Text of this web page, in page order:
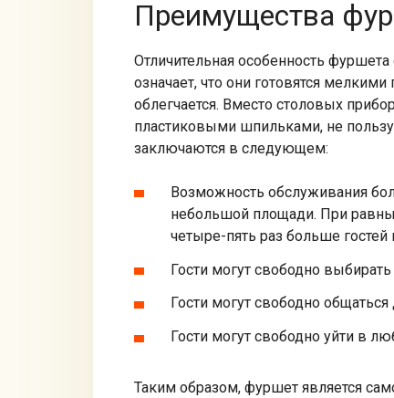
Преимущества
Отличительная особенность
означает, что они готовятся
облегчается. Вместо столовых
пластиковыми шпильками, не
заключаются в следующем:
Возможность обслуживания
небольшой площади. При
четыре-пять раз больше
Гости могут свободно
Гости могут свободно общаться
Гости могут свободно уйти в
Таким образом, фуршет является